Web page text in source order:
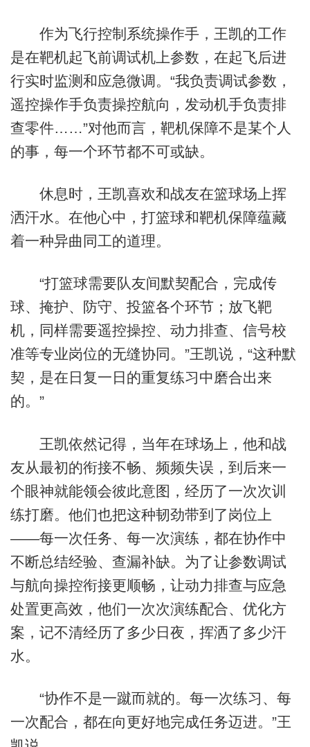
作为飞行控制系统操作手，王凯的工作
是在靶机起飞前调试机上参数，在起飞后进
行实时监测和应急微调。“我负责调试参数，
遥控操作手负责操控航向，发动机手负责排
查零件……”对他而言，靶机保障不是某个人
的事，每一个环节都不可或缺。
休息时，王凯喜欢和战友在篮球场上挥
洒汗水。在他心中，打篮球和靶机保障蕴藏
着一种异曲同工的道理。
“打篮球需要队友间默契配合，完成传
球、掩护、防守、投篮各个环节；放飞靶
机，同样需要遥控操控、动力排查、信号校
准等专业岗位的无缝协同。”王凯说，“这种默
契，是在日复一日的重复练习中磨合出来
的。”
王凯依然记得，当年在球场上，他和战
友从最初的衔接不畅、频频失误，到后来一
个眼神就能领会彼此意图，经历了一次次训
练打磨。他们也把这种韧劲带到了岗位上
——每一次任务、每一次演练，都在协作中
不断总结经验、查漏补缺。为了让参数调试
与航向操控衔接更顺畅，让动力排查与应急
处置更高效，他们一次次演练配合、优化方
案，记不清经历了多少日夜，挥洒了多少汗
水。
“协作不是一蹴而就的。每一次练习、每
一次配合，都在向更好地完成任务迈进。”王